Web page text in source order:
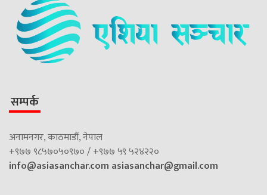
सम्पर्क
अनामनगर, काठमाडौं, नेपाल
+९७७ ९८५७०५०९७० / +९७७ ५९ ५२४२२०
info@asiasanchar.com asiasanchar@gmail.com